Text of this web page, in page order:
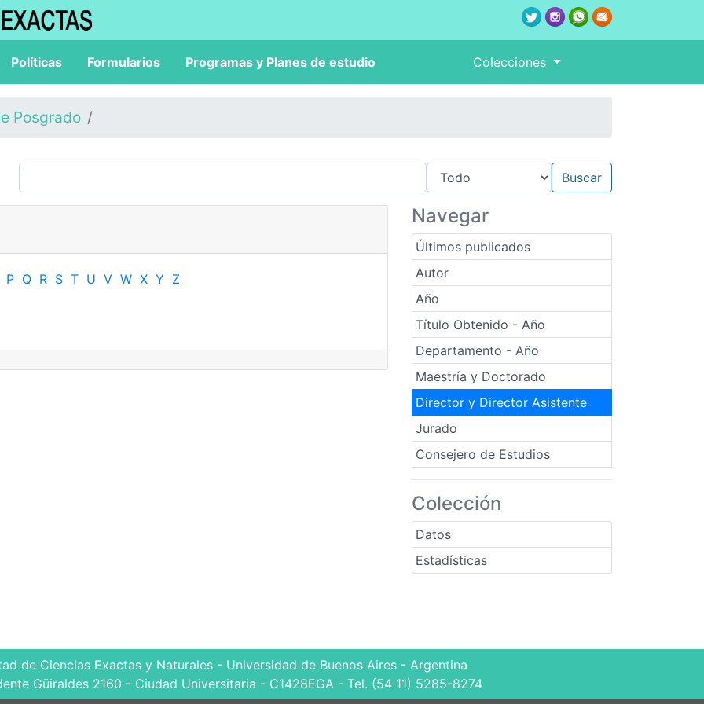
Políticas Formularios Programas y Planes de estudio Colecciones
Posgrado
Navegar
Últimos publicados
Autor
Año
Título Obtenido - Año
Departamento - Año
Maestría y Doctorado
Director y Director Asistente
Jurado
Consejero de Estudios
Colección
Datos
Estadísticas
P Q R S T U V W X Y Z
de Ciencias Exactas y Naturales - Universidad de Buenos Aires - Argentina
Güiraldes 2160 - Ciudad Universitaria - C1428EGA - Tel. (54 11) 5285-8274